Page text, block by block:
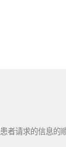
请求的信息